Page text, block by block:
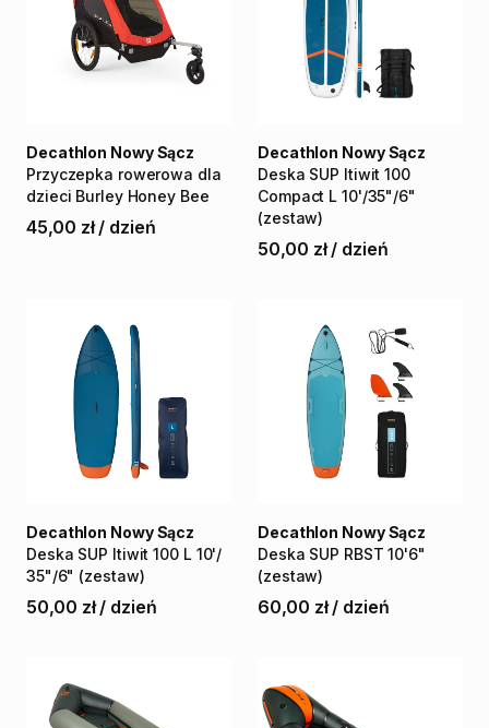
Przyczepka rowerowa dla
dzieci Burley Honey Bee
Decathlon Nowy Sącz
45,00 zł / dzień
Deska SUP Itiwit 100
Compact L 10'​/​35"​/​6"
(zestaw)
Decathlon Nowy Sącz
50,00 zł / dzień
Deska SUP Itiwit 100 L 10'​/​
35"​/​6" (zestaw)
Decathlon Nowy Sącz
50,00 zł / dzień
Deska SUP RBST 10'6"
(zestaw)
Decathlon Nowy Sącz
60,00 zł / dzień